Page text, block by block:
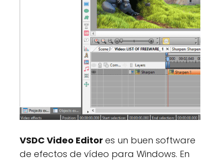
VSDC Video Editor es un buen software
de efectos de vídeo para Windows. En